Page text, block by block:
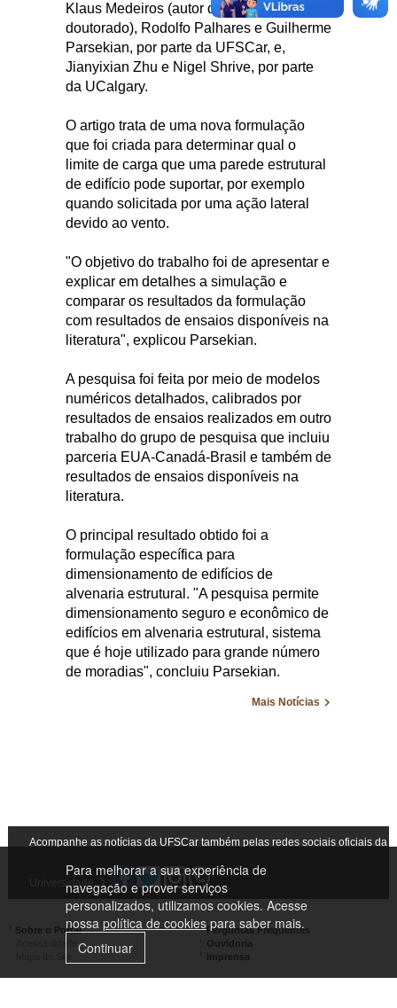
Para melhorar a sua experiência de
navegação e prover serviços
personalizados, utilizamos cookies. Acesse
nossa política de cookiespara saber mais.
Continuar
Klaus Medeiros (autor da tese de
doutorado), Rodolfo Palhares e Guilherme
Parsekian, por parte da UFSCar, e,
Jianyixian Zhu e Nigel Shrive, por parte
da UCalgary.
O artigo trata de uma nova formulação
que foi criada para determinar qual o
limite de carga que uma parede estrutural
de edifício pode suportar, por exemplo
quando solicitada por uma ação lateral
devido ao vento.
"O objetivo do trabalho foi de apresentar e
explicar em detalhes a simulação e
comparar os resultados da formulação
com resultados de ensaios disponíveis na
literatura", explicou Parsekian.
A pesquisa foi feita por meio de modelos
numéricos detalhados, calibrados por
resultados de ensaios realizados em outro
trabalho do grupo de pesquisa que incluiu
parceria EUA-Canadá-Brasil e também de
resultados de ensaios disponíveis na
literatura.
O principal resultado obtido foi a
formulação específica para
dimensionamento de edifícios de
alvenaria estrutural. "A pesquisa permite
dimensionamento seguro e econômico de
edifícios em alvenaria estrutural, sistema
que é hoje utilizado para grande número
de moradias", concluiu Parsekian.
Mais Notícias
Acompanhe as notícias da UFSCar também pelas redes sociais oficiais da
Universidade
Sobre o Portal
Perguntas Frequentes
Ouvidoria
Imprensa